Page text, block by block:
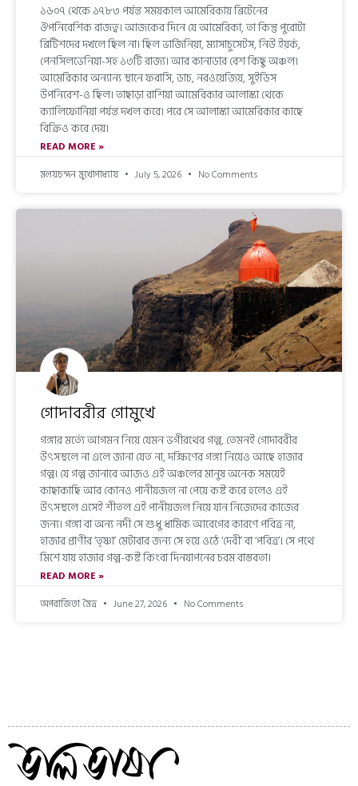
১৬০৭ থেকে ১৭৮৩ পর্যন্ত সময়কাল আমেরিকায় ব্রিটেনের
ঔপনিবেশিক রাজত্ব। আজকের দিনে যে আমেরিকা, তা কিন্তু পুরোটা
ব্রিটিশদের দখলে ছিল না। ছিল ভার্জিনিয়া, ম্যাসাচুসেটস, নিউ ইয়র্ক,
পেনসিলভেনিয়া-সহ ১৩টি রাজ্য। আর কানাডার বেশ কিছু অঞ্চল।
আমেরিকার অন্যান্য স্থানে ফরাসি, ডাচ, নরওয়েজিয়, সুইডিস
উপনিবেশ-ও ছিল। তাছাড়া রাশিয়া আমেরিকার আলাস্কা থেকে
ক্যালিফোর্নিয়া পর্যন্ত দখল করে। পরে সে আলাস্কা আমেরিকার কাছে
বিক্রিও করে দেয়।
READ MORE »
মলয়চন্দন মুখোপাধ্যায়
July 5, 2026 No Comments
গোদাবরীর গোমুখে
গঙ্গার মর্ত্যে আগমন নিয়ে যেমন ভগীরথের গল্প, তেমনই গোদাবরীর
উৎসস্থলে না এলে জানা যেত না, দক্ষিণের গঙ্গা নিয়েও আছে হাজার
গল্প। যে গল্প জানাবে আজও এই অঞ্চলের মানুষ অনেক সময়েই
কাছাকাছি আর কোনও পানীয়জল না পেয়ে কষ্ট করে হলেও এই
উৎসস্থলে এসেই শীতল এই পানীয়জল নিয়ে যান নিজেদের কাজের
জন্য। গঙ্গা বা অন্য নদী সে শুধু ধার্মিক আবেগের কারণে পবিত্র না,
হাজার প্রাণীর ‘তৃষ্ণা’ মেটাবার জন্য সে হয়ে ওঠে ‘দেবী’ বা ‘পবিত্র’। সে পথে
মিশে যায় হাজার গল্প-কষ্ট কিংবা দিনযাপনের চরম বাস্তবতা।
READ MORE »
অপরাজিতা মৈত্র
June 27, 2026 No Comments